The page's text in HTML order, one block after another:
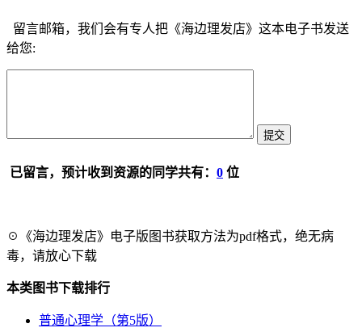
留言邮箱，我们会有专人把《海边理发店》这本电子书发送
给您:
已留言，预计收到资源的同学共有： 0 位
☉《海边理发店》电子版图书获取方法为pdf格式，绝无病
毒，请放心下载
本类图书下载排行
普通心理学（第5版）